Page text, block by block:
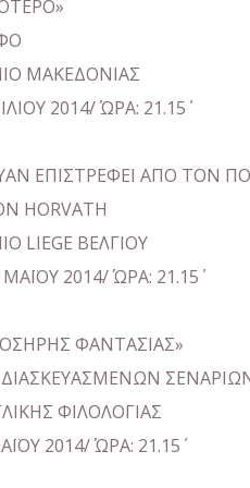
ΜΑΚΕΔΟΝΙΑΣ
2014/ ΏΡΑ: 21.15΄
ΕΠΙΣΤΡΕΦΕΙ ΑΠΟ ΤΟΝ
HORVATH
LIEGE BΕΛΓΙΟΥ
2014/ ΏΡΑ: 21.15΄
ΦΑΝΤΑΣΙΑΣ»
ΦΙΛΟΛΟΓΙΑΣ
2014/ ΏΡΑ: 21.15΄